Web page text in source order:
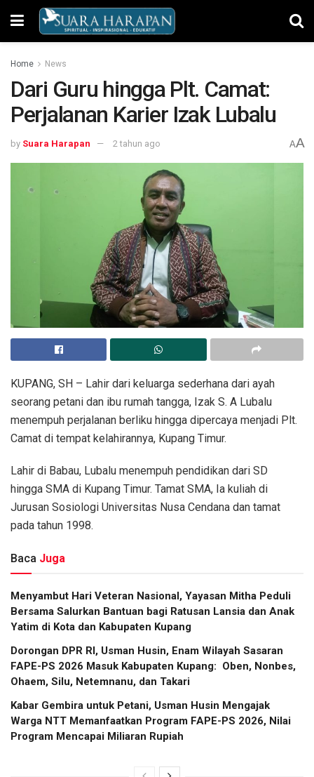
Home News
Dari Guru hingga Plt. Camat:
Perjalanan Karier Izak Lubalu
by Suara Harapan 2 tahun ago AA
KUPANG, SH – Lahir dari keluarga sederhana dari ayah
seorang petani dan ibu rumah tangga, Izak S. A Lubalu
menempuh perjalanan berliku hingga dipercaya menjadi Plt.
Camat di tempat kelahirannya, Kupang Timur.
Lahir di Babau, Lubalu menempuh pendidikan dari SD
hingga SMA di Kupang Timur. Tamat SMA, Ia kuliah di
Jurusan Sosiologi Universitas Nusa Cendana dan tamat
pada tahun 1998.
Baca Juga
​Menyambut Hari Veteran Nasional, Yayasan Mitha Peduli
Bersama Salurkan Bantuan bagi Ratusan Lansia dan Anak
Yatim di Kota dan Kabupaten Kupang
Dorongan DPR RI, Usman Husin, Enam Wilayah Sasaran
FAPE-PS 2026 Masuk Kabupaten Kupang: Oben, Nonbes,
Ohaem, Silu, Netemnanu, dan Takari
Kabar Gembira untuk Petani, Usman Husin Mengajak
Warga NTT Memanfaatkan Program FAPE-PS 2026, Nilai
Program Mencapai Miliaran Rupiah